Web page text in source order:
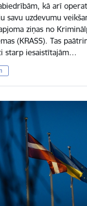
kā arī
savu uzdevumu
ziņas no
(KRASS). Tas
starp iesaistītajām…